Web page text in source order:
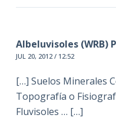
Albeluvisoles (WRB)
JUL 20, 2012 / 12:52
[…] Suelos Minerales
Topografía o
Fluvisoles … […]